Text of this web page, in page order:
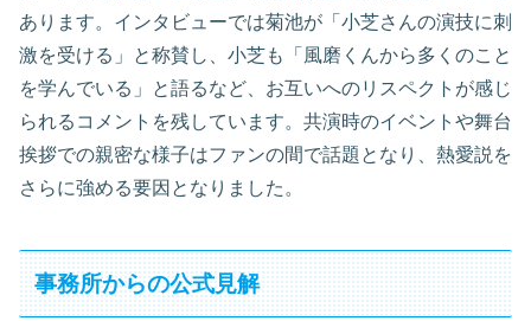
あります。インタビューでは菊池が「小芝さんの演技に刺
激を受ける」と称賛し、小芝も「風磨くんから多くのこと
を学んでいる」と語るなど、お互いへのリスペクトが感じ
られるコメントを残しています。共演時のイベントや舞台
挨拶での親密な様子はファンの間で話題となり、熱愛説を
さらに強める要因となりました。
事務所からの公式見解